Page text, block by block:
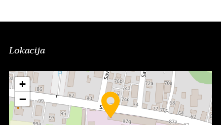
Lokacija
+
−